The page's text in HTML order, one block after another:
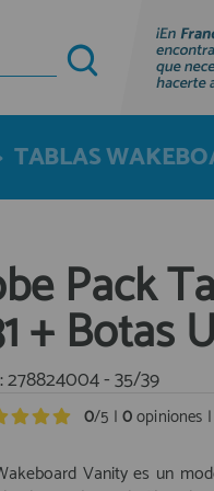
podrás
de tus pedidos y
TABLAS
Pack
+ Botas
278824004 - 35/39
0/5 | 0opiniones |
Vanity es un